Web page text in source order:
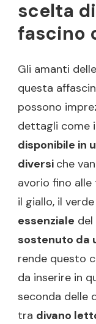
scelta
fascino
Gli amanti
questa
possono
dettagli come
disponibile in
diversi che
avorio fino
il giallo, il
essenziale
sostenuto da
rende questo
da inserire in
seconda delle
tra divano